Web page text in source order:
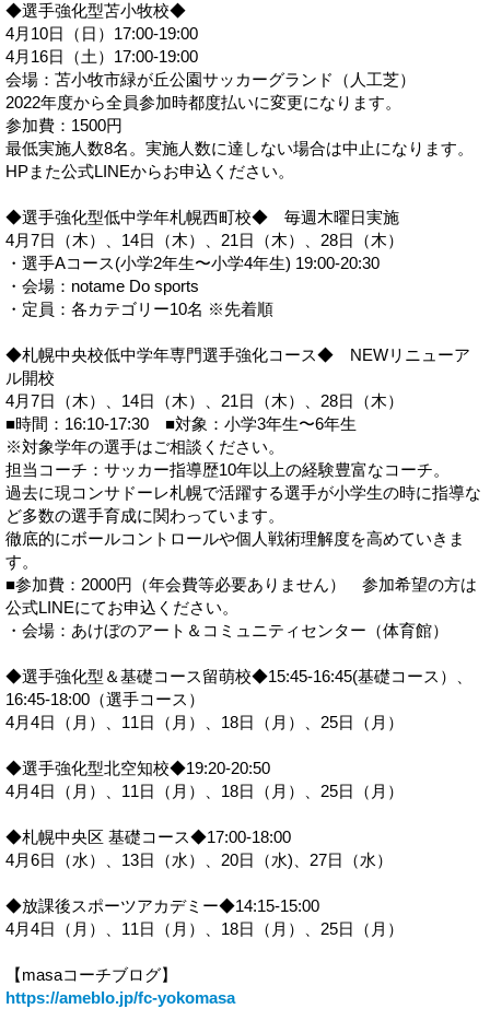
◆選手強化型苫小牧校◆
4月10日（日）17:00-19:00
4月16日（土）17:00-19:00
会場：苫小牧市緑が丘公園サッカーグランド（人工芝）
2022年度から全員参加時都度払いに変更になります。
参加費：1500円
最低実施人数8名。実施人数に達しない場合は中止になります。
HPまた公式LINEからお申込ください。
◆選手強化型低中学年札幌西町校◆ 毎週木曜日実施
4月7日（木）、14日（木）、21日（木）、28日（木）
・選手Aコース(小学2年生〜小学4年生) 19:00-20:30
・会場：notame Do sports
・定員：各カテゴリー10名 ※先着順
◆札幌中央校低中学年専門選手強化コース◆ NEWリニューア
ル開校
4月7日（木）、14日（木）、21日（木）、28日（木）
■時間：16:10-17:30 ■対象：小学3年生〜6年生
※対象学年の選手はご相談ください。
担当コーチ：サッカー指導歴10年以上の経験豊富なコーチ。
過去に現コンサドーレ札幌で活躍する選手が小学生の時に指導な
ど多数の選手育成に関わっています。
徹底的にボールコントロールや個人戦術理解度を高めていきま
す。
■参加費：2000円（年会費等必要ありません） 参加希望の方は
公式LINEにてお申込ください。
・会場：あけぼのアート＆コミュニティセンター（体育館）
◆選手強化型＆基礎コース留萌校◆15:45-16:45(基礎コース）、
16:45-18:00（選手コース）
4月4日（月）、11日（月）、18日（月）、25日（月）
◆選手強化型北空知校◆19:20-20:50
4月4日（月）、11日（月）、18日（月）、25日（月）
◆札幌中央区 基礎コース◆17:00-18:00
4月6日（水）、13日（水）、20日（水)、27日（水）
◆放課後スポーツアカデミー◆14:15-15:00
4月4日（月）、11日（月）、18日（月）、25日（月）
【masaコーチブログ】
https://ameblo.jp/fc-yokomasa